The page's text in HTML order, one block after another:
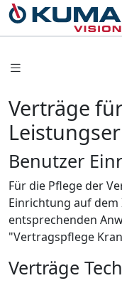
Verträge
Benutzer
Für die Pflege der
Einrichtung auf
entsprechenden
"Vertragspflege
Verträge